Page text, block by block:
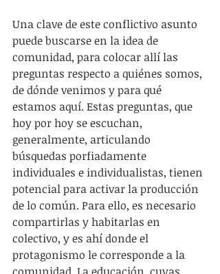
Una clave de este conflictivo asunto
puede buscarse en la idea de
comunidad, para colocar allí las
preguntas respecto a quiénes somos,
de dónde venimos y para qué
estamos aquí. Estas preguntas, que
hoy por hoy se escuchan,
generalmente, articulando
búsquedas porfiadamente
individuales e individualistas, tienen
potencial para activar la producción
de lo común. Para ello, es necesario
compartirlas y habitarlas en
colectivo, y es ahí donde el
protagonismo le corresponde a la